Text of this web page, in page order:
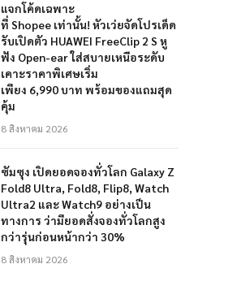
แจกโค้ดเฉพาะ
ที่ Shopee เท่านั้น! หัวเว่ยจัดโปรเด็ด
รับเปิดตัว HUAWEI FreeClip 2 S หู
ฟัง Open-ear ใส่สบายเหนือระดับ
เคาะราคาพิเศษเริ่ม
เพียง 6,990 บาท พร้อมของแถมสุด
คุ้ม
8 สิงหาคม 2026
ซัมซุง เปิดยอดจองทั่วโลก Galaxy Z
Fold8 Ultra, Fold8, Flip8, Watch
Ultra2 และ Watch9 อย่างเป็น
ทางการ ว่ามียอดสั่งจองทั่วโลกสูง
กว่ารุ่นก่อนหน้ากว่า 30%
8 สิงหาคม 2026